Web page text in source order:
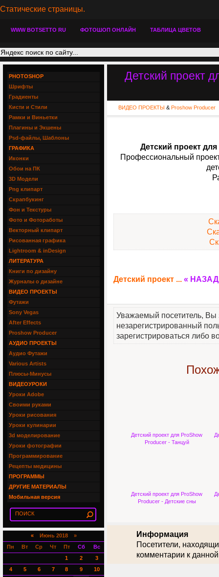
Статические страницы.
WWW BOTSETTO RU ФОТОШОП ОНЛАЙН ТАБЛИЦА ЦВЕТОВ
Детский проект
ВИДЕО ПРОЕКТЫ & Proshow Producer
Детский проект
Профессиональный
Детский проект ... « НАЗАД
Уважаемый посетитель, Вы
незарегистрированный
зарегистрироваться либо
Детский проект для ProShow
Producer - Танцуй
Детский проект для ProShow
Producer - Детские сны
Информация
Посетители,
комментарии к
PHOTOSHOP
Шрифты
Градиенты
Кисти и Стили
Рамки и Виньетки
Плагины и Экшены
Psd-файлы, Шаблоны
ГРАФИКА
Иконки
Обои на ПК
3D Модели
Png клипарт
Скрапбукинг
Фон и Текстуры
Фото и Фотоработы
Векторный клипарт
Рисованная графика
Lightroom & inDesign
ЛИТЕРАТУРА
Книги по дизайну
Журналы о дизайне
ВИДЕО ПРОЕКТЫ
Футажи
Sony Vegas
After Effects
Proshow Producer
АУДИО ПРОЕКТЫ
Аудио Футажи
Various Artists
Плюсы-Минусы
ВИДЕОУРОКИ
Уроки Adobe
Своими руками
Уроки рисования
Уроки кулинарии
3d моделирование
Уроки фотографии
Программирование
Рецепты медицины
ПРОГРАММЫ
ДРУГИЕ МАТЕРИАЛЫ
Мобильная версия
«Июнь 2018 »
Пн
Вт Ср Чт Пт Сб
Вс
1
2
3
4
5 6 7 8 9
10